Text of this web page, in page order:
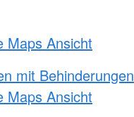
Maps Ansicht
mit Behinderungen
Maps Ansicht